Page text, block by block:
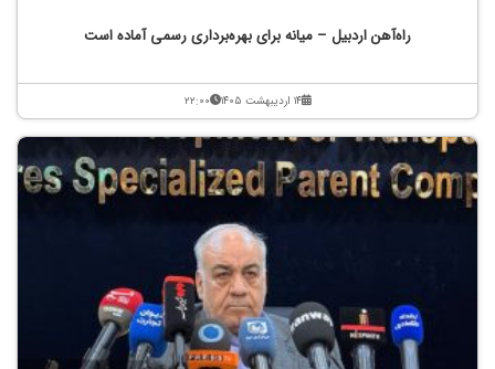
راه‌آهن اردبیل – میانه برای بهره‌برداری رسمی آماده است
۱۴ اردیبهشت ۱۴۰۵ ۲۲:۰۰